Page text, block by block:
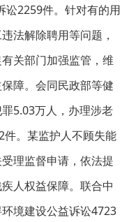
讼2259件。针对有的用
法解除聘用等问题，
关部门加强监管，维
障。会同民政部等健
5.03万人，办理涉老
。某监护人不顾失能
理监督申请，依法提
人权益保障。联合中
境建设公益诉讼4723